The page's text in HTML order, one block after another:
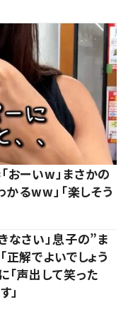
おーいw」まさかの
かるww」「楽しそう
なさい」息子の”ま
解でよいでしょう
声出して笑った
」